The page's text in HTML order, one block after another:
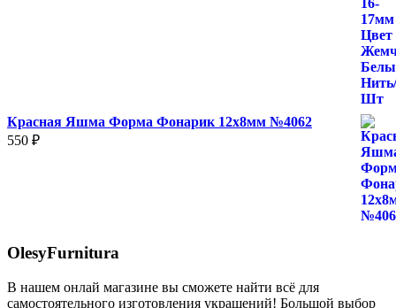
Красная Яшма Форма Фонарик 12x8мм №4062
550 ₽
OlesyFurnitura
В нашем онлай магазине вы сможете найти всё для
самостоятельного изготовления украшений! Большой выбор